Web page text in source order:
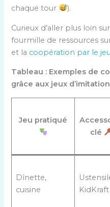
chaque tour
).
Curieux d’aller plus loin
fourmille de ressources
et la coopération par le jeu
Tableau : Exemples de
grâce aux jeux d’imitation
Jeu pratiqué
clé
Dînette,
cuisine
KidKraft